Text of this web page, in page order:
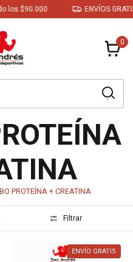
$90.000 ENVÍOS GRATIS
0
PROTEÍNA + CREATINA
Filtrar
ENVÍO GRATIS